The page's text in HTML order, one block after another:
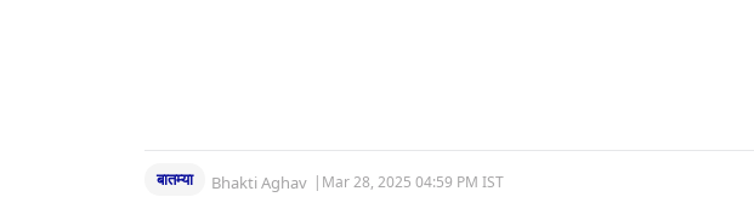
बातम्या Bhakti Aghav | Mar 28, 2025 04:59 PM IST